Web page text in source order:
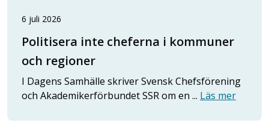
6 juli 2026
Politisera inte cheferna i kommuner
och regioner
I Dagens Samhälle skriver Svensk Chefsförening
och Akademikerförbundet SSR om en ... Läs mer